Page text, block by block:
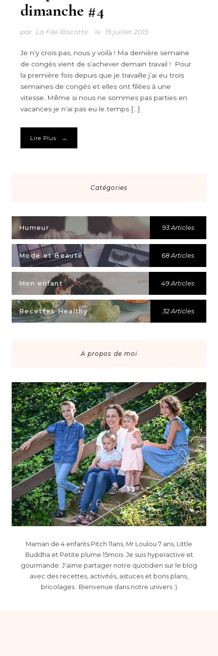
dimanche #4
par La Fée Biscotte le 19 juillet 2015
Je n’y crois pas, nous y voilà ! Ma dernière semaine
de congés vient de s’achever demain travail ! Pour
la première fois depuis que je travaille j’ai eu trois
semaines de congés et elles ont filées à une
vitesse. Même si nous ne sommes pas parties en
vacances je n’ai pas eu le temps […]
Lire Plus →
Catégories
Humeur 93 Articles
Mode et Beauté 68 Articles
Mon enfant 49 Articles
Recettes Healthy 32 Articles
A propos de moi
Maman de 4 enfants Pitch 11ans, Mr Loulou 7 ans, Little
Buddha et Petite plume 15mois. Je suis hyperactive et
gourmande. J’aime partager notre quotidien sur le blog
avec des recettes, activités, astuces et bons plans,
bricolages.. Bienvenue dans notre univers :)